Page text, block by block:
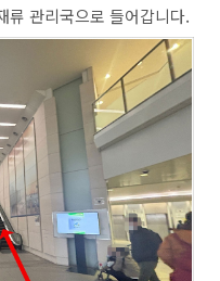
류 관리국으로 들어갑니다.